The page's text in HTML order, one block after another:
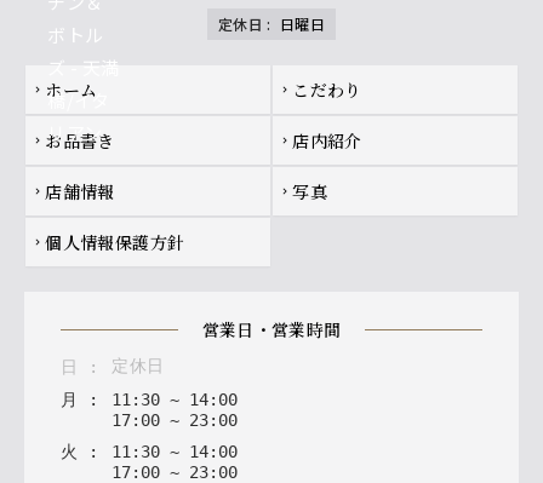
定休日 : 日曜日
Footer navigation
chevron_right ホーム chevron_right こだわり
chevron_right お品書き chevron_right 店内紹介
chevron_right 店舗情報 chevron_right 写真
chevron_right 個人情報保護方針
営業日・営業時間
日 :
定休日
月
: 11 : 30 ~ 14: 00
17: 00 ~ 23: 00
火
: 11 : 30 ~ 14: 00
17: 00 ~ 23: 00